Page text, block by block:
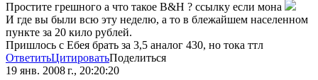
Простите грешного а что такое B&H ? ссылку если мона
И где вы были всю эту неделю, а то в блежайшем населенном
пункте за 20 кило рублей.
Пришлось с Ебея брать за 3,5 аналог 430, но тока ттл
ОтветитьЦитироватьПоделиться
19 янв. 2008 г., 20:20:20